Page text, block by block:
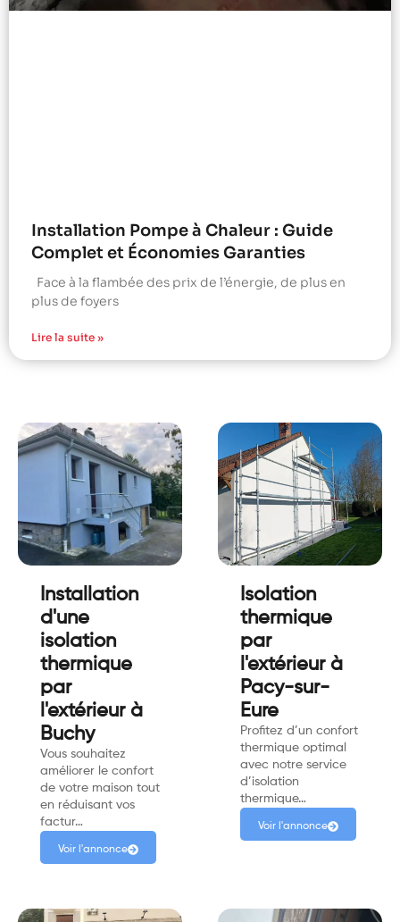
Installation Pompe à Chaleur : Guide
Complet et Économies Garanties
Face à la flambée des prix de l’énergie, de plus en
plus de foyers
Lire la suite »
Installation
d'une
isolation
thermique
par
l'extérieur à
Buchy
Vous souhaitez
améliorer le confort
de votre maison tout
en réduisant vos
factur…
Voir l'annonce
Isolation
thermique
par
l'extérieur à
Pacy-sur-
Eure
Profitez d’un confort
thermique optimal
avec notre service
d’isolation
thermique…
Voir l'annonce